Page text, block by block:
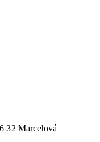
32 Marcelová